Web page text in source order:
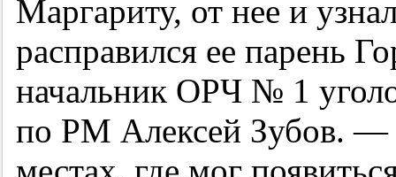
Маргариту, от нее и
расправился ее парень
начальник ОРЧ № 1
по РМ Алексей Зубов. —